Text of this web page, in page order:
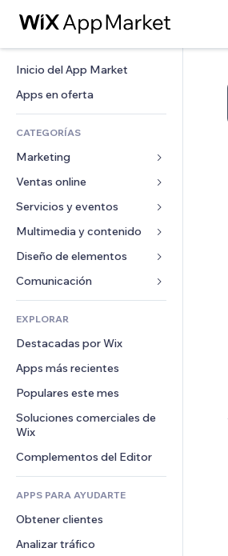
Inicio del App Market
Apps en oferta
CATEGORÍAS
Marketing
Anuncios
Móvil
Analíticas
Anuncios del sitio
Email
Ventas online
Apps para tiendas
Envíos y entregas
Botones de venta
Contabilidad
Cupones y fidelización
Almacenamiento de mercancía
Crowdfunding
Alimentos y bebidas
Servicios y eventos
Hoteles
Eventos
Restaurantes
Inmobiliarias
Reservas
Multimedia y contenido
Galerías
Música
Pódcast
Fotografía
Video
PDF
Compartir archivos
Noticias
Servicios de contenido
Efectos de texto
Diseño de elementos
Mapas y navegación
Privacidad y seguridad
Reloj
Plantillas para páginas
Efectos de imágenes
Botones y menús
Banners e insignias
Calculadoras
Buscar
Formularios
Encuestas
Chat
Comentarios
Teléfono
Comunidad
Reseñas y testimonios
EXPLORAR
Destacadas por Wix
Apps más recientes
Populares este mes
Soluciones comerciales de
Wix
Complementos del Editor
APPS PARA AYUDARTE
Obtener clientes
Analizar tráfico